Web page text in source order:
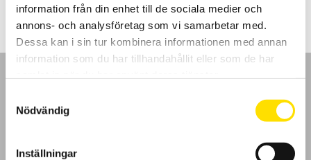
information från din enhet till de sociala medier och
annons- och analysföretag som vi samarbetar med.
Dessa kan i sin tur kombinera informationen med annan
information som du har tillhandahållit eller som de har
Nödvändig
Inställningar